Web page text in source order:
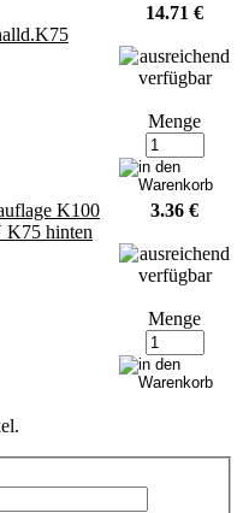
14.71 €
Menge
K100
K75 hinten
3.36 €
Menge